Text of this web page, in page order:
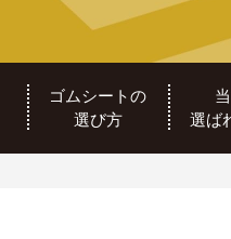
ゴムシートの
選び方
選ば